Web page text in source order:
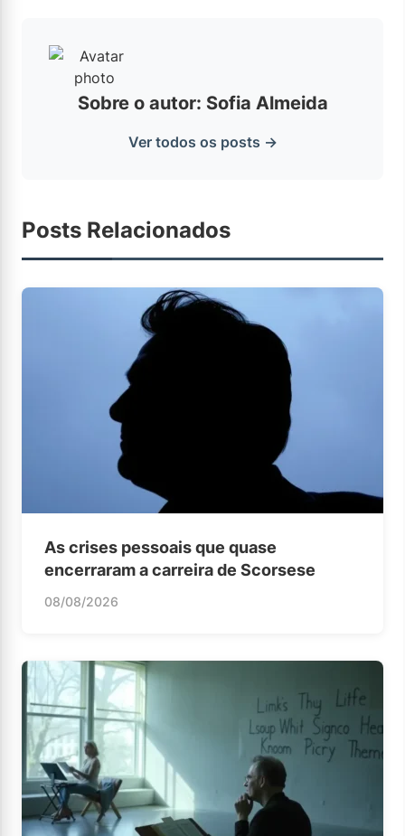
Sobre o autor: Sofia Almeida
Ver todos os posts →
Posts Relacionados
As crises pessoais que quase
encerraram a carreira de Scorsese
08/08/2026